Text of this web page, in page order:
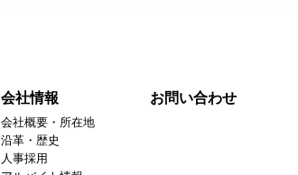
会社情報
会社概要・所在地
沿革・歴史
人事採用
お問い合わせ